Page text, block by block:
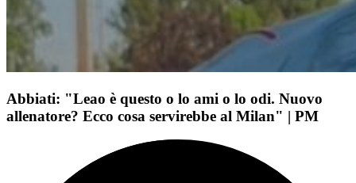
Abbiati: "Leao è questo o lo ami o lo odi. Nuovo
allenatore? Ecco cosa servirebbe al Milan" | PM